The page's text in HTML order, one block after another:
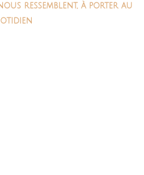
ressemblent, à porter au